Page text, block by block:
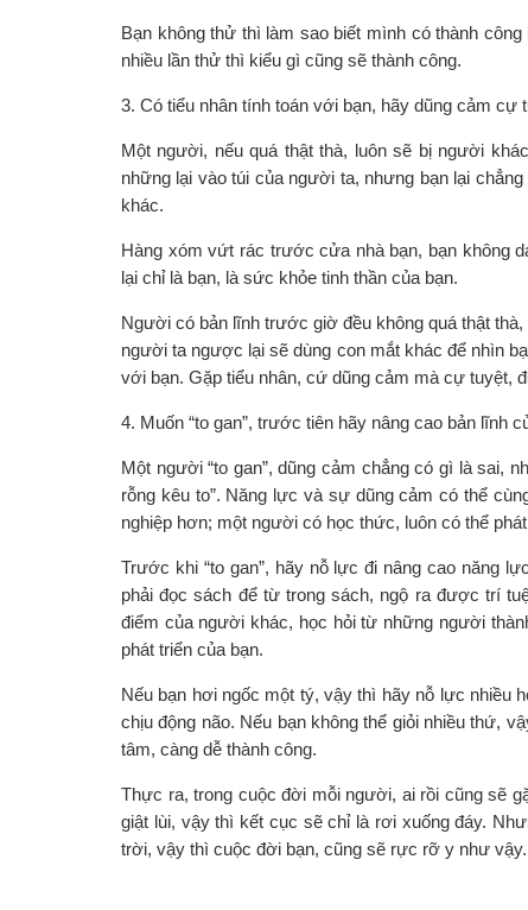
Bạn không thử thì làm sao biết mình có thành
nhiều lần thử thì kiểu gì cũng sẽ thành công.
3. Có tiểu nhân tính toán với bạn, hãy dũng cảm cự
Một người, nếu quá thật thà, luôn sẽ bị người
những lại vào túi của người ta, nhưng bạn lại
khác.
Hàng xóm vứt rác trước cửa nhà bạn, bạn không
lại chỉ là bạn, là sức khỏe tinh thần của bạn.
Người có bản lĩnh trước giờ đều không quá thật
người ta ngược lại sẽ dùng con mắt khác để nhìn
với bạn. Gặp tiểu nhân, cứ dũng cảm mà cự tuyệt,
4. Muốn “to gan”, trước tiên hãy nâng cao bản lĩnh
Một người “to gan”, dũng cảm chẳng có gì là sai,
rỗng kêu to”. Năng lực và sự dũng cảm có thể
nghiệp hơn; một người có học thức, luôn có thể
Trước khi “to gan”, hãy nỗ lực đi nâng cao năng
phải đọc sách để từ trong sách, ngộ ra được trí
điểm của người khác, học hỏi từ những người
phát triển của bạn.
Nếu bạn hơi ngốc một tý, vậy thì hãy nỗ lực nhiều
chịu động não. Nếu bạn không thể giỏi nhiều thứ,
tâm, càng dễ thành công.
Thực ra, trong cuộc đời mỗi người, ai rồi cũng sẽ
giật lùi, vậy thì kết cục sẽ chỉ là rơi xuống đáy.
trời, vậy thì cuộc đời bạn, cũng sẽ rực rỡ y như vậy.